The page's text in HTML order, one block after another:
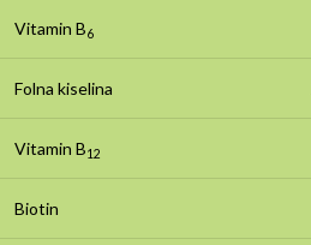
Vitamin B6
Folna kiselina
Vitamin B12
Biotin